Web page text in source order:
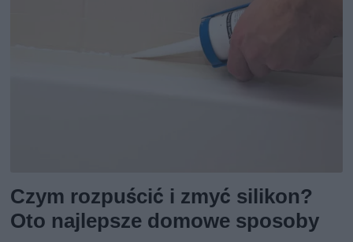
Czym rozpuścić i zmyć silikon?
Oto najlepsze domowe sposoby